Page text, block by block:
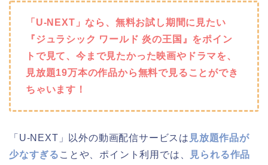
「U-NEXT」なら、無料お試し期間に見たい
『ジュラシック ワールド 炎の王国』をポイン
トで見て、今まで見たかった映画やドラマを、
見放題19万本の作品から無料で見ることができ
ちゃいます！
「U-NEXT」以外の動画配信サービスは 見放題作品が
少なすぎる ことや、ポイント利用では、
見られる作品